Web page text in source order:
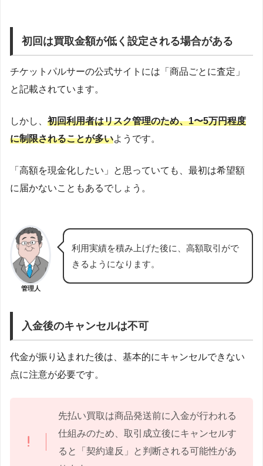
初回は買取金額が低く設定される場合がある
チケットパルサーの公式サイトには「商品ごとに査定」
と記載されています。
しかし、 初回利用者はリスク管理のため、1〜5万円程度
に制限されることが多いようです。
「高額を現金化したい」と思っていても、最初は希望額
に届かないこともあるでしょう。
管理人
利用実績を積み上げた後に、高額取引がで
きるようになります。
入金後のキャンセルは不可
代金が振り込まれた後は、基本的にキャンセルできない
点に注意が必要です。
先払い買取は商品発送前に入金が行われる
仕組みのため、取引成立後にキャンセルす
ると「契約違反」と判断される可能性があ